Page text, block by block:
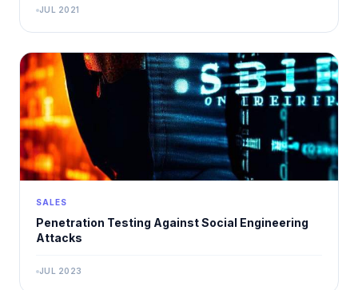
JUL 2021
SALES
Penetration Testing Against Social Engineering
Attacks
JUL 2023